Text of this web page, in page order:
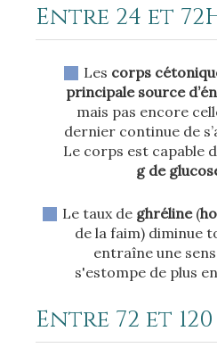
Entre 24 et
Les corps
principale source
mais pas encore
dernier continue de
Le corps est capable
g de
Le taux de ghréline(
de la faim) diminue
entraîne une
s'estompe de plus
Entre 72 et